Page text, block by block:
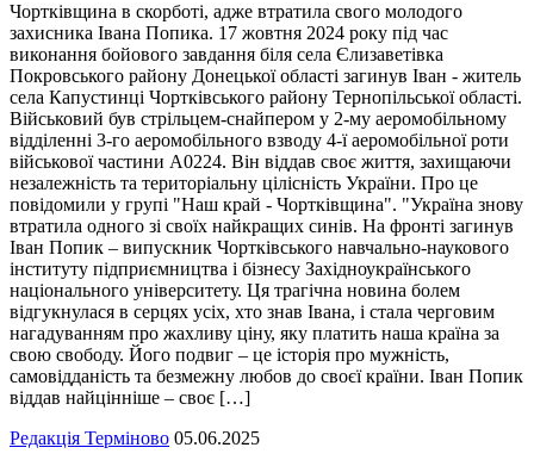
Чортківщина в скорботі, адже втратила свого молодого
захисника Івана Попика. 17 жовтня 2024 року під час
виконання бойового завдання біля села Єлизаветівка
Покровського району Донецької області загинув Іван - житель
села Капустинці Чортківського району Тернопільської області.
Військовий був стрільцем-снайпером у 2-му аеромобільному
відділенні 3-го аеромобільного взводу 4-ї аеромобільної роти
військової частини А0224. Він віддав своє життя, захищаючи
незалежність та територіальну цілісність України. Про це
повідомили у групі "Наш край - Чортківщина". "Україна знову
втратила одного зі своїх найкращих синів. На фронті загинув
Іван Попик – випускник Чортківського навчально-наукового
інституту підприємництва і бізнесу Західноукраїнського
національного університету. Ця трагічна новина болем
відгукнулася в серцях усіх, хто знав Івана, і стала черговим
нагадуванням про жахливу ціну, яку платить наша країна за
свою свободу. Його подвиг – це історія про мужність,
самовідданість та безмежну любов до своєї країни. Іван Попик
віддав найцінніше – своє […]
Редакція Терміново 05.06.2025